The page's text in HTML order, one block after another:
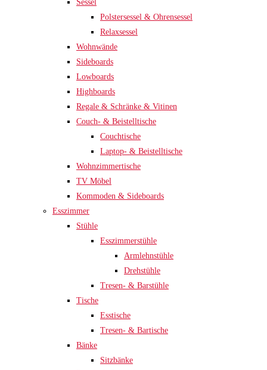
Sessel
Polstersessel & Ohrensessel
Relaxsessel
Wohnwände
Sideboards
Lowboards
Highboards
Regale & Schränke & Vitinen
Couch- & Beistelltische
Couchtische
Laptop- & Beistelltische
Wohnzimmertische
TV Möbel
Kommoden & Sideboards
Esszimmer
Stühle
Esszimmerstühle
Armlehnstühle
Drehstühle
Tresen- & Barstühle
Tische
Esstische
Tresen- & Bartische
Bänke
Sitzbänke